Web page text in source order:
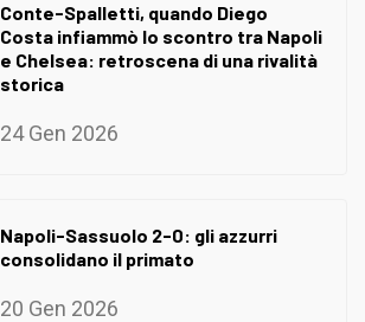
Conte-Spalletti, quando Diego
Costa infiammò lo scontro tra Napoli
e Chelsea: retroscena di una rivalità
storica
24 Gen 2026
Napoli-Sassuolo 2-0: gli azzurri
consolidano il primato
20 Gen 2026